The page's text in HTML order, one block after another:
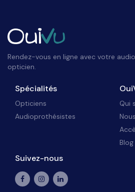
Rendez-vous en ligne avec votre
opticien.
Spécialités
Opticiens
Audioprothésistes
Qui
Blog
Suivez-nous